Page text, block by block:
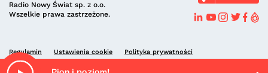
Radio Nowy Świat sp. z o.o.
Wszelkie prawa zastrzeżone.
Regulamin Ustawienia cookie Polityka prywatności